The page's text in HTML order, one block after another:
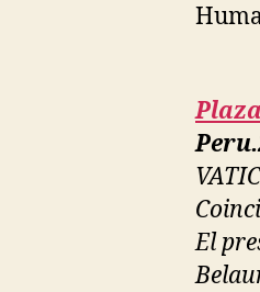
El